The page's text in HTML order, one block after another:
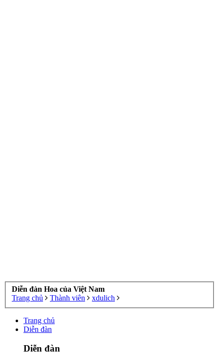
Diễn đàn Hoa của Việt Nam
Trang chủ
Thành viên xdulich
Trang chủ
Diễn đàn
Diễn đàn